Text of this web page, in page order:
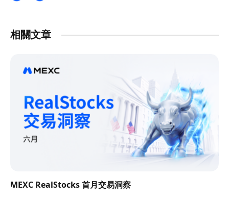
相關文章
MEXC RealStocks 首月交易洞察